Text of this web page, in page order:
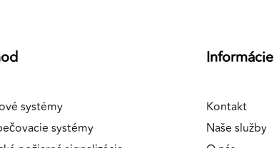
systémy
systémy
Informácie
Kontakt
Naše služby